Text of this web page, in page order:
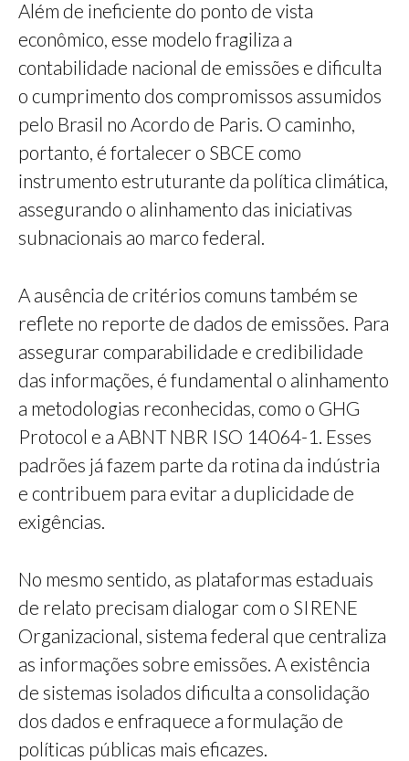
Além de ineficiente do ponto de vista
econômico, esse modelo fragiliza a
contabilidade nacional de emissões e dificulta
o cumprimento dos compromissos assumidos
pelo Brasil no Acordo de Paris. O caminho,
portanto, é fortalecer o SBCE como
instrumento estruturante da política climática,
assegurando o alinhamento das iniciativas
subnacionais ao marco federal.
A ausência de critérios comuns também se
reflete no reporte de dados de emissões. Para
assegurar comparabilidade e credibilidade
das informações, é fundamental o alinhamento
a metodologias reconhecidas, como o GHG
Protocol e a ABNT NBR ISO 14064-1. Esses
padrões já fazem parte da rotina da indústria
e contribuem para evitar a duplicidade de
exigências.
No mesmo sentido, as plataformas estaduais
de relato precisam dialogar com o SIRENE
Organizacional, sistema federal que centraliza
as informações sobre emissões. A existência
de sistemas isolados dificulta a consolidação
dos dados e enfraquece a formulação de
políticas públicas mais eficazes.